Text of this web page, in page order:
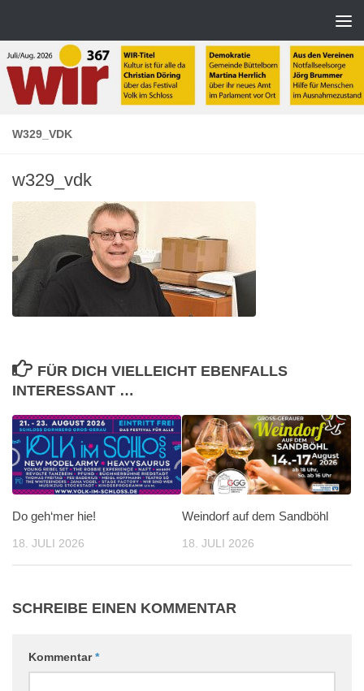
W329_VDK
w329_vdk
FÜR DICH VIELLEICHT EBENFALLS
INTERESSANT …
Do geh‘mer hie!
18. JULI 2026
Weindorf auf dem Sandböhl
18. JULI 2026
SCHREIBE EINEN KOMMENTAR
Kommentar*